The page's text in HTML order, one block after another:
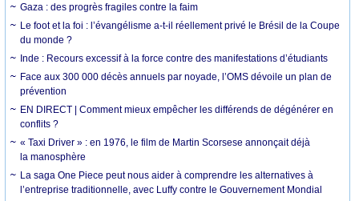
Gaza : des progrès fragiles contre la faim
Le foot et la foi : l’évangélisme a-t-il réellement privé le Brésil de la Coupe
du monde ?
Inde : Recours excessif à la force contre des manifestations d’étudiants
Face aux 300 000 décès annuels par noyade, l’OMS dévoile un plan de
prévention
EN DIRECT | Comment mieux empêcher les différends de dégénérer en
conflits ?
« Taxi Driver » : en 1976, le film de Martin Scorsese annonçait déjà
la manosphère
La saga One Piece peut nous aider à comprendre les alternatives à
l’entreprise traditionnelle, avec Luffy contre le Gouvernement Mondial